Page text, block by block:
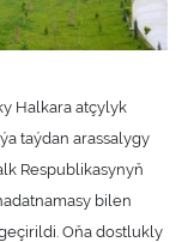
Halkara atçylyk
taýdan arassalygy
Respublikasynyň
bilen
Oňa dostlukly